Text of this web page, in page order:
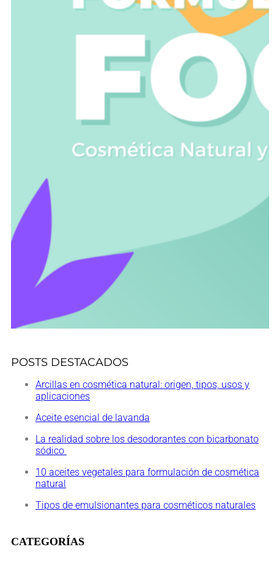
POSTS DESTACADOS
Arcillas en cosmética natural: origen, tipos, usos y
aplicaciones
Aceite esencial de lavanda
La realidad sobre los desodorantes con bicarbonato
sódico
10 aceites vegetales para formulación de cosmética
natural
Tipos de emulsionantes para cosméticos naturales
CATEGORÍAS